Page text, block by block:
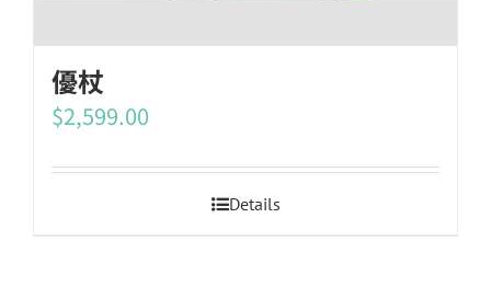
優杖
$2,599.00
Details